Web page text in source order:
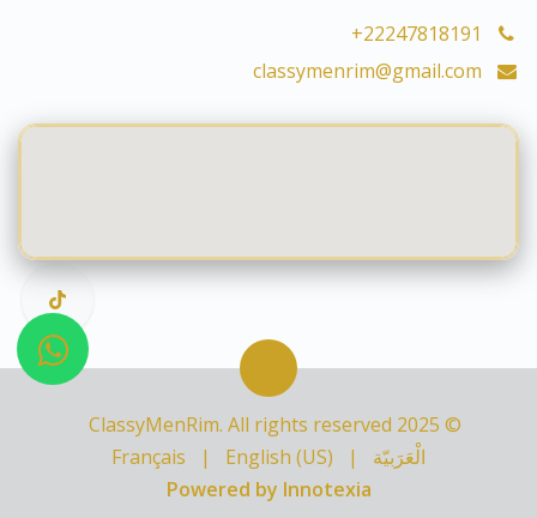
+22247818191
classymenrim@gmail.com
© 2025 ClassyMenRim. All rights reserved
الْعَرَبيّة
|
English (US)
|
Français
Powered by Innotexia